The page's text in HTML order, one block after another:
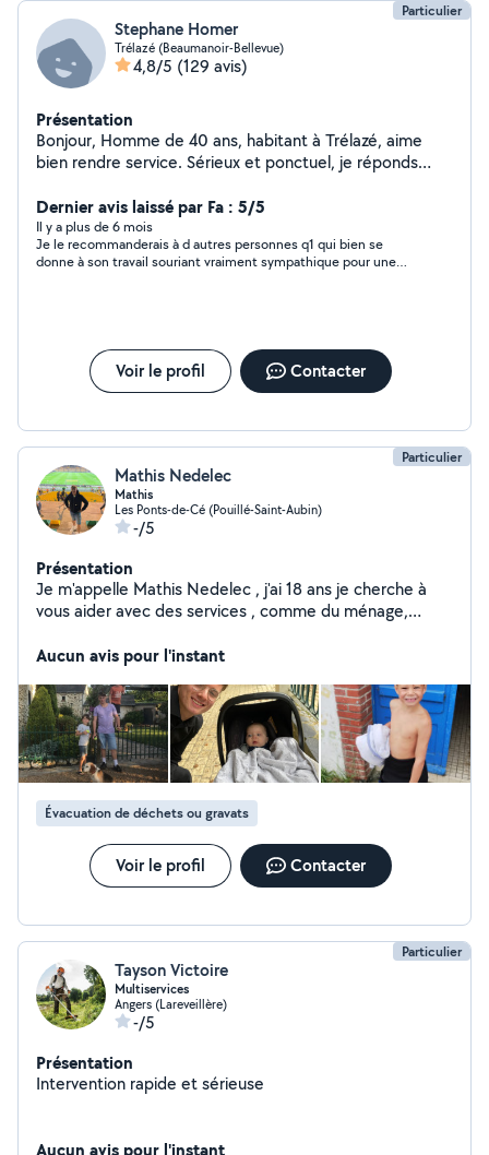
Particulier
Stephane Homer
Trélazé (Beaumanoir-Bellevue)
4,8/5 (129 avis)
Présentation
Bonjour, Homme de 40 ans, habitant à Trélazé, aime
bien rendre service. Sérieux et ponctuel, je réponds
tous les après-midi.
Dernier avis laissé par Fa : 5/5
Il y a plus de 6 mois
Je le recommanderais à d autres personnes q1 qui bien se
donne à son travail souriant vraiment sympathique pour une
Voir le profil Contacter
Particulier
Mathis Nedelec
Mathis
Les Ponts-de-Cé (Pouillé-Saint-Aubin)
-/5
Présentation
Je m'appelle Mathis Nedelec , j'ai 18 ans je cherche à
vous aider avec des services , comme du ménage,
garde d'animaux ,je suis a votre disposition !
Aucun avis pour l'instant
Évacuation de déchets ou gravats
Voir le profil Contacter
Particulier
Tayson Victoire
Multiservices
Angers (Lareveillère)
-/5
Présentation
Intervention rapide et sérieuse
Aucun avis pour l'instant